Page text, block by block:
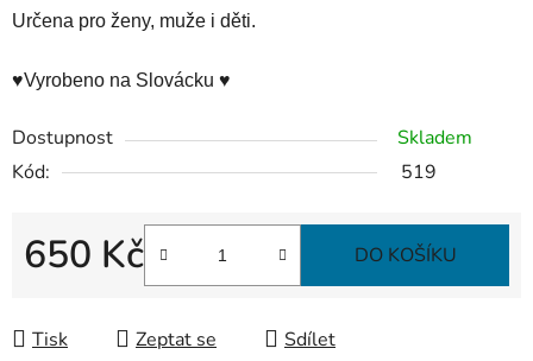
Určena pro ženy, muže i děti.
♥Vyrobeno na Slovácku ♥
Dostupnost
Skladem
Kód:
519
650 Kč DO KOŠÍKU
Tisk Zeptat se Sdílet